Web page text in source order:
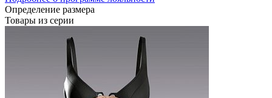
Определение размера
Товары из серии